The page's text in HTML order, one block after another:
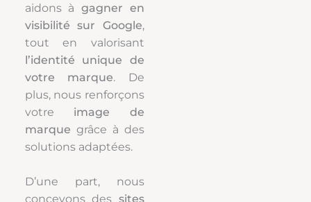
aidons àgagner en
visibilité sur Google,
tout en valorisant
l’identité unique de
votre marque. De
plus, nous renforçons
votre image de
marque grâce à des
solutions adaptées.
D’une part, nous
concevons des sites